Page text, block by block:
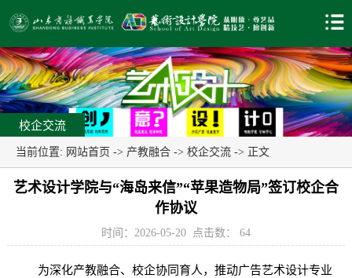
校企交流
当前位置: 网站首页 -> 产教融合 -> 校企交流 -> 正文
艺术设计学院与“海岛来信”“苹果造物局”签订校企合
作协议
时间：2026-05-20 点击数： 64
为深化产教融合、校企协同育人，推动广告艺术设计专业